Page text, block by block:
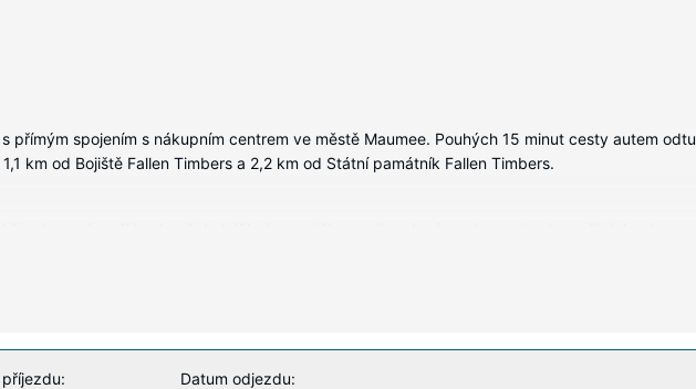
přímým spojením s nákupním centrem ve městě Maumee. Pouhých 15 minut cesty autem
km od Bojiště Fallen Timbers a 2,2 km od Státní památník Fallen Timbers.
(32 palcová), která nabízí kabelové kanály, dobrou zábavu. Další užitečné vybavení a
předmětů a krb ve vestibulu.
Datum odjezdu: